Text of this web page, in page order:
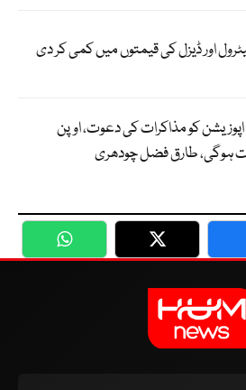
اور ڈیزل کی قیمتوں میں کمی کر دی
کو مذاکرات کی دعوت، اوپن
ہوگی، طارق فضل چودھری
WhatsApp Twitter